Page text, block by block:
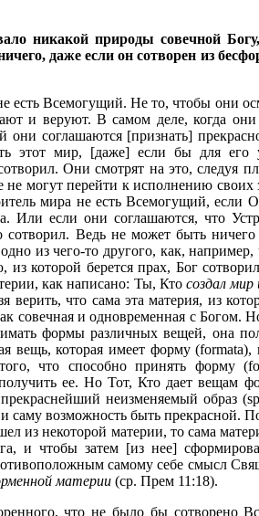
никакой природы совечной
даже если он сотворен из
есть Всемогущий. Не то, чтобы они
и веруют. В самом деле, когда они
соглашаются [признать]
этот мир, [даже] если бы для его
Они смотрят на это, следуя
не могут перейти к исполнению своих
мира не есть Всемогущий, если
если они соглашаются, что
Ведь не может быть ничего
из чего-то другого, как, например,
которой берется прах, Бог
как написано: Ты, Кто создал мир
верить, что сама эта материя, из
совечная и одновременная с Богом.
формы различных вещей, она
вещь, которая имеет форму (formata),
что способно принять форму
ее. Но Тот, Кто дает вещам
неизменяемый образ
саму возможность быть прекрасной.
из некоторой материи, то сама
и чтобы затем [из нее]
самому себе смысл
материи (ср. Прем 11:18).
что не было бы сотворено